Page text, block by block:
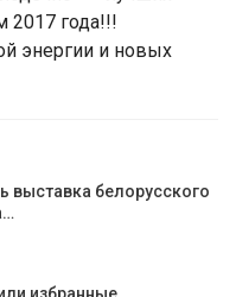
2017 года!!!
энергии и новых
выставка белорусского
избранные